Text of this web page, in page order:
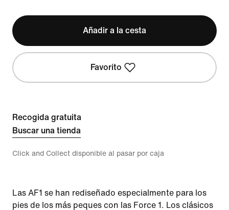
Añadir a la cesta
Favorito
Recogida gratuita
Buscar una tienda
Click and Collect disponible al pasar por caja
Las AF1 se han rediseñado especialmente para los
pies de los más peques con las Force 1. Los clásicos